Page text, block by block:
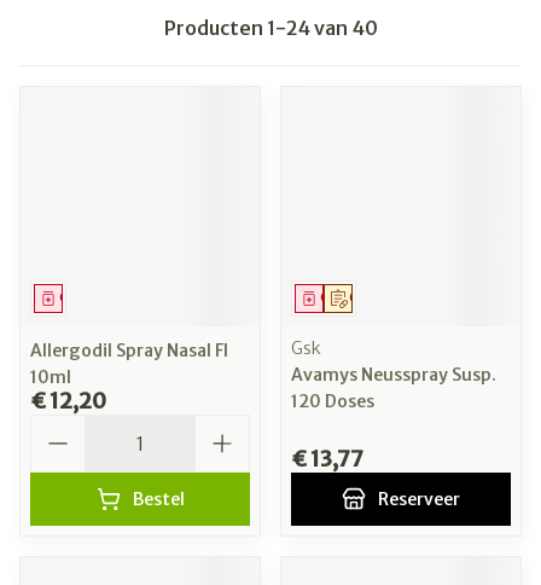
Producten 1-24van 40
Geneesmiddel
Allergodil Spray Nasal Fl
10ml
€ 12,20
Bestel
Op voorschrift
Geneesmiddel
Gsk
Avamys Neusspray Susp.
120 Doses
€ 13,77
Reserveer